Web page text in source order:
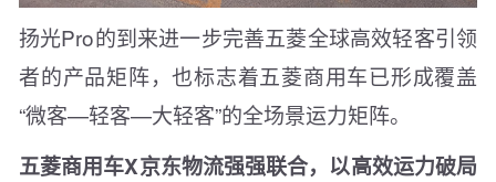
扬光Pro的到来进一步完善五菱全球高效轻客引领
者的产品矩阵，也标志着五菱商用车已形成覆盖
“微客—轻客—大轻客”的全场景运力矩阵。
五菱商用车X京东物流强强联合，以高效运力破局